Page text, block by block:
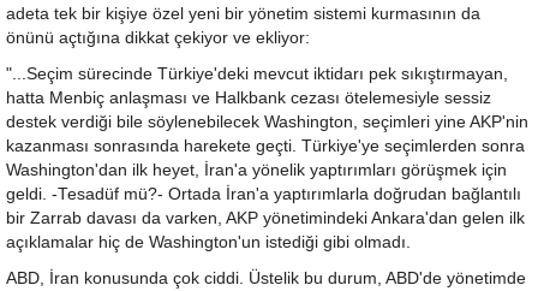
adeta tek bir kişiye özel yeni bir yönetim sistemi kurmasının da
önünü açtığına dikkat çekiyor ve ekliyor:
"...Seçim sürecinde Türkiye'deki mevcut iktidarı pek sıkıştırmayan,
hatta Menbiç anlaşması ve Halkbank cezası ötelemesiyle sessiz
destek verdiği bile söylenebilecek Washington, seçimleri yine AKP'nin
kazanması sonrasında harekete geçti. Türkiye'ye seçimlerden sonra
Washington'dan ilk heyet, İran'a yönelik yaptırımları görüşmek için
geldi. -Tesadüf mü?- Ortada İran'a yaptırımlarla doğrudan bağlantılı
bir Zarrab davası da varken, AKP yönetimindeki Ankara'dan gelen ilk
açıklamalar hiç de Washington'un istediği gibi olmadı.
ABD, İran konusunda çok ciddi. Üstelik bu durum, ABD'de yönetimde